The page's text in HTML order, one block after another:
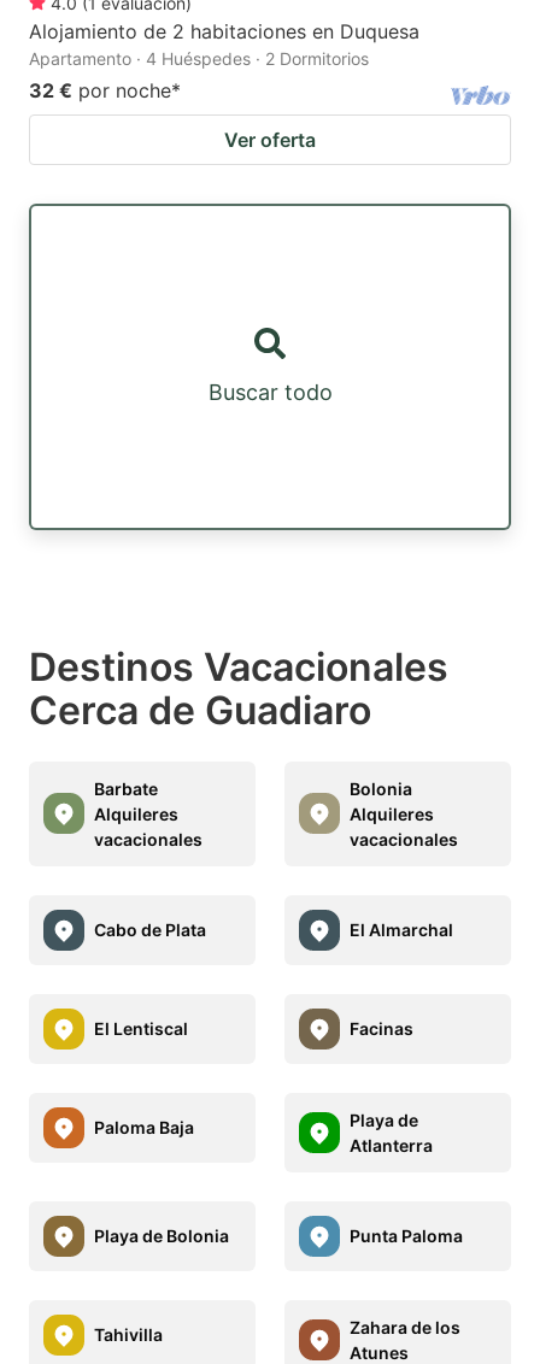
Alojamiento de 2 habitaciones en Duquesa
Apartamento · 4 Huéspedes · 2 Dormitorios
32 € por noche*
Ver oferta
Buscar todo
Destinos Vacacionales
Cerca de Guadiaro
Barbate
Alquileres
vacacionales
Bolonia
Alquileres
vacacionales
Cabo de Plata El Almarchal
El Lentiscal Facinas
Paloma Baja
Playa de
Atlanterra
Playa de Bolonia Punta Paloma
Tahivilla
Zahara de los
Atunes